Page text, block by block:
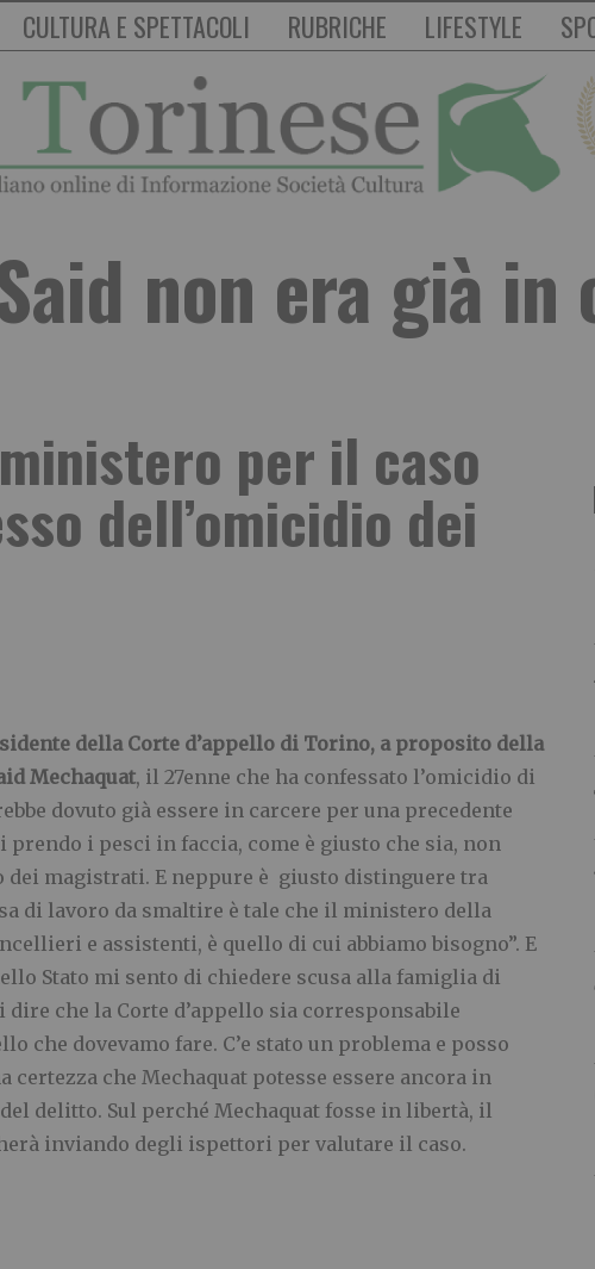
CULTURA E SPETTACOLI RUBRICHE LIFESTYLE
non era già in
per il caso
dell’omicidio dei
della Corte d’appello di Torino, a proposito della
Mechaquat, il 27enne che ha confessato l’omicidio di
dovuto già essere in carcere per una precedente
prendo i pesci in faccia, come è giusto che sia, non
dei magistrati. E neppure è giusto distinguere tra
di lavoro da smaltire è tale che il ministero della
e assistenti, è quello di cui abbiamo bisogno”. E
Stato mi sento di chiedere scusa alla famiglia di
dire che la Corte d’appello sia corresponsabile
che dovevamo fare. C’e stato un problema e posso
certezza che Mechaquat potesse essere ancora in
delitto. Sul perché Mechaquat fosse in libertà, il
inviando degli ispettori per valutare il caso.